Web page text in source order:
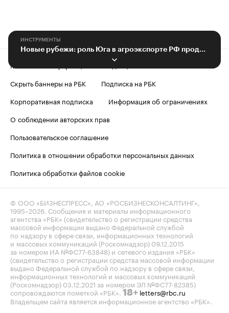
ИНСТРУМЕНТЫ
Новые рубежи: роль Юга в агроэкспорте РФ продолжает расти
Контактная информация
Скрыть баннеры на РБК
Подписка на РБК
Корпоративная подписка
Информация об ограничениях
О соблюдении авторских прав
Пользовательское соглашение
Политика в отношении обработки персональных данных
Политика обработки файлов cookie
© ООО «БИЗНЕСПРЕСС», АО «РОСБИЗНЕСКОНСАЛТИНГ»,
1995–2026. Сообщения и материалы информационного
агентства «РБК» (свидетельство о регистрации средства
массовой информации выдано Федеральной службой
по надзору в сфере связи, информационных технологий
и массовых коммуникаций (Роскомнадзор) 09.12.2015
за номером ИА №ФС77-63848) и сетевого издания «РБК»
(свидетельство о регистрации средства массовой информации
выдано Федеральной службой по надзору в сфере связи,
информационных технологий и массовых коммуникаций
(Роскомнадзор) 03.12.2021 за номером ЭЛ №ФС77-82385)
сопровождаются пометкой «РБК». 18+ letters@rbc.ru
Владельцем сайта является информационное агентство «РБК».